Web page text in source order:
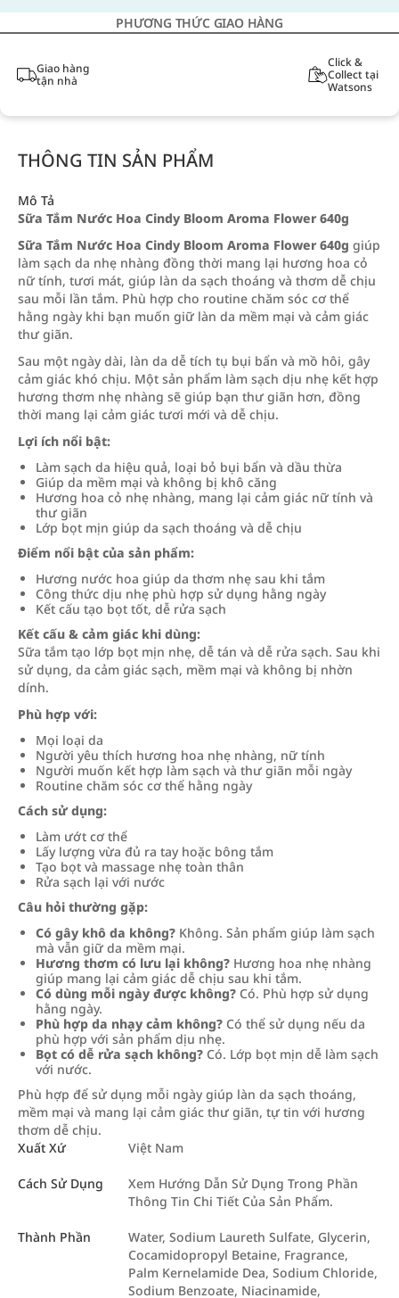
PHƯƠNG THỨC GIAO HÀNG
Giao hàng
tận nhà
Click &
Collect tại
Watsons
THÔNG TIN SẢN PHẨM
Mô Tả
Sữa Tắm Nước Hoa Cindy Bloom Aroma Flower 640g
Sữa Tắm Nước Hoa Cindy Bloom Aroma Flower 640g giúp
làm sạch da nhẹ nhàng đồng thời mang lại hương hoa cỏ
nữ tính, tươi mát, giúp làn da sạch thoáng và thơm dễ chịu
sau mỗi lần tắm. Phù hợp cho routine chăm sóc cơ thể
hằng ngày khi bạn muốn giữ làn da mềm mại và cảm giác
thư giãn.
Sau một ngày dài, làn da dễ tích tụ bụi bẩn và mồ hôi, gây
cảm giác khó chịu. Một sản phẩm làm sạch dịu nhẹ kết hợp
hương thơm nhẹ nhàng sẽ giúp bạn thư giãn hơn, đồng
thời mang lại cảm giác tươi mới và dễ chịu.
Lợi ích nổi bật:
Làm sạch da hiệu quả, loại bỏ bụi bẩn và dầu thừa
Giúp da mềm mại và không bị khô căng
Hương hoa cỏ nhẹ nhàng, mang lại cảm giác nữ tính và
thư giãn
Lớp bọt mịn giúp da sạch thoáng và dễ chịu
Điểm nổi bật của sản phẩm:
Hương nước hoa giúp da thơm nhẹ sau khi tắm
Công thức dịu nhẹ phù hợp sử dụng hằng ngày
Kết cấu tạo bọt tốt, dễ rửa sạch
Kết cấu & cảm giác khi dùng:
Sữa tắm tạo lớp bọt mịn nhẹ, dễ tán và dễ rửa sạch. Sau khi
sử dụng, da cảm giác sạch, mềm mại và không bị nhờn
dính.
Phù hợp với:
Mọi loại da
Người yêu thích hương hoa nhẹ nhàng, nữ tính
Người muốn kết hợp làm sạch và thư giãn mỗi ngày
Routine chăm sóc cơ thể hằng ngày
Cách sử dụng:
Làm ướt cơ thể
Lấy lượng vừa đủ ra tay hoặc bông tắm
Tạo bọt và massage nhẹ toàn thân
Rửa sạch lại với nước
Câu hỏi thường gặp:
Có gây khô da không? Không. Sản phẩm giúp làm sạch
mà vẫn giữ da mềm mại.
Hương thơm có lưu lại không? Hương hoa nhẹ nhàng
giúp mang lại cảm giác dễ chịu sau khi tắm.
Có dùng mỗi ngày được không? Có. Phù hợp sử dụng
hằng ngày.
Phù hợp da nhạy cảm không? Có thể sử dụng nếu da
phù hợp với sản phẩm dịu nhẹ.
Bọt có dễ rửa sạch không? Có. Lớp bọt mịn dễ làm sạch
với nước.
Phù hợp để sử dụng mỗi ngày giúp làn da sạch thoáng,
mềm mại và mang lại cảm giác thư giãn, tự tin với hương
thơm dễ chịu.
Xuất Xứ
Việt Nam
Cách Sử Dụng
Xem Hướng Dẫn Sử Dụng Trong Phần
Thông Tin Chi Tiết Của Sản Phẩm.
Thành Phần
Water, Sodium Laureth Sulfate, Glycerin,
Cocamidopropyl Betaine, Fragrance,
Palm Kernelamide Dea, Sodium Chloride,
Sodium Benzoate, Niacinamide,